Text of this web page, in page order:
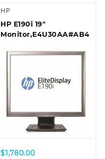
HP
HP E190i 19″
Monitor,E4U30AA#AB4
$1,780.00